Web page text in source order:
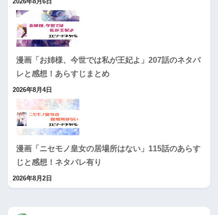
漫画「お姉様、今世では私が王妃よ」207話のネタバ
レと感想！あらすじまとめ
2026年8月4日
漫画「ニセモノ皇女の居場所はない」115話のあらす
じと感想！ネタバレ有り
2026年8月2日